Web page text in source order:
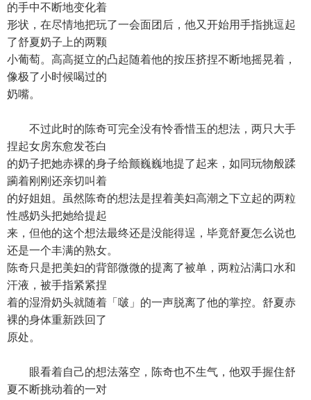
的手中不断地变化着
形状，在尽情地把玩了一会面团后，他又开始用手指挑逗起
了舒夏奶子上的两颗
小葡萄。高高挺立的凸起随着他的按压挤捏不断地摇晃着，
像极了小时候喝过的
奶嘴。
不过此时的陈奇可完全没有怜香惜玉的想法，两只大手
捏起女房东愈发苍白
的奶子把她赤裸的身子给颤巍巍地提了起来，如同玩物般蹂
躏着刚刚还亲切叫着
的好姐姐。虽然陈奇的想法是捏着美妇高潮之下立起的两粒
性感奶头把她给提起
来，但他的这个想法最终还是没能得逞，毕竟舒夏怎么说也
还是一个丰满的熟女。
陈奇只是把美妇的背部微微的提离了被单，两粒沾满口水和
汗液，被手指紧紧捏
着的湿滑奶头就随着「啵」的一声脱离了他的掌控。舒夏赤
裸的身体重新跌回了
原处。
眼看着自己的想法落空，陈奇也不生气，他双手握住舒
夏不断挑动着的一对